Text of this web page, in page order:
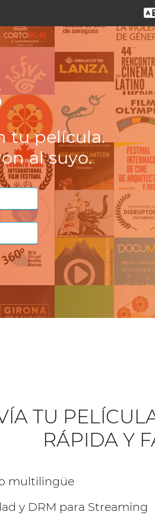
tu película.
al suyo.
TU
RÁPIDA Y
multilingüe
y DRM para Streaming